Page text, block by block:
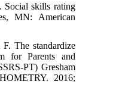
Social skills rating
MN: American
The standardize
for Parents and
PT) Gresham
2016;